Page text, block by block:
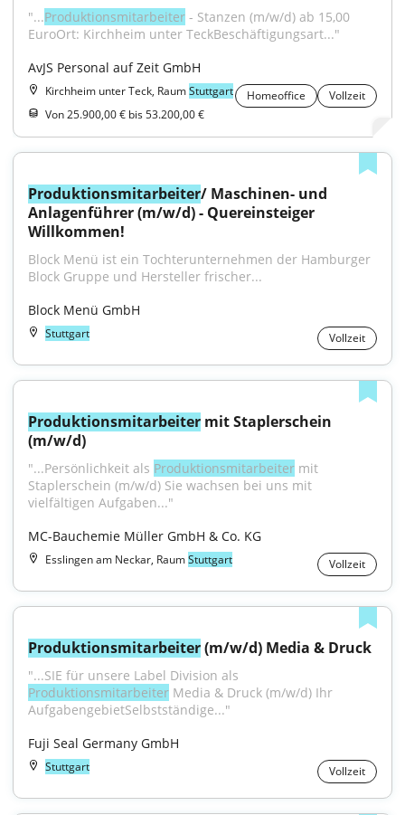
"...Produktionsmitarbeiter - Stanzen (m/w/d) ab 15,00
EuroOrt: Kirchheim unter TeckBeschäftigungsart..."
AvJS Personal auf Zeit GmbH
Kirchheim unter Teck, RaumStuttgart Homeoffice
Vollzeit
Von 25.900,00 € bis 53.200,00 €
Produktionsmitarbeiter/ Maschinen- und
Anlagenführer (m/w/d) - Quereinsteiger
Willkommen!
Block Menü ist ein Tochterunternehmen der Hamburger
Block Gruppe und Hersteller frischer...
Block Menü GmbH
Stuttgart Vollzeit
Produktionsmitarbeiter mit Staplerschein
(m/w/d)
"...Persönlichkeit als Produktionsmitarbeiter mit
Staplerschein (m/w/d) Sie wachsen bei uns mit
vielfältigen Aufgaben..."
MC-Bauchemie Müller GmbH & Co. KG
Esslingen am Neckar, RaumStuttgart Vollzeit
Produktionsmitarbeiter (m/w/d) Media & Druck
Produktionsmitarbeiter Media & Druck (m/w/d) Ihr
AufgabengebietSelbstständige..."
Fuji Seal Germany GmbH
Stuttgart Vollzeit